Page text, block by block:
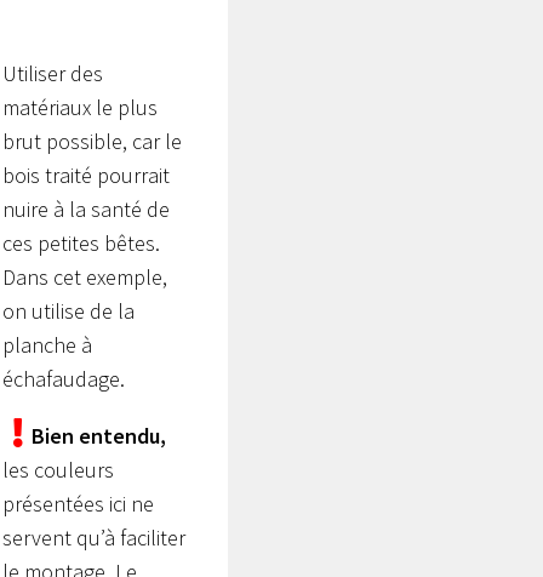
Utiliser des
matériaux le plus
brut possible, car le
bois traité pourrait
nuire à la santé de
ces petites bêtes.
Dans cet exemple,
on utilise de la
planche à
échafaudage.
Bien entendu,
les couleurs
présentées ici ne
servent qu’à faciliter